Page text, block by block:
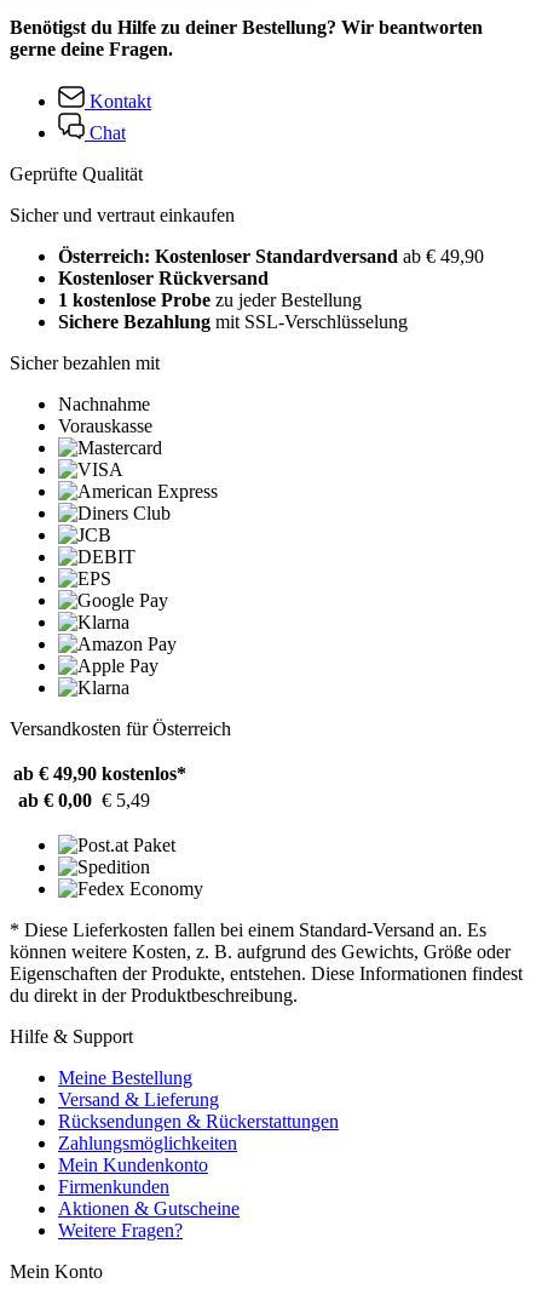
Benötigst du Hilfe zu deiner Bestellung? Wir beantworten
gerne deine Fragen.
Kontakt
Chat
Geprüfte Qualität
Sicher und vertraut einkaufen
Österreich: Kostenloser Standardversand ab € 49,90
Kostenloser Rückversand
1 kostenlose Probe zu jeder Bestellung
Sichere Bezahlung mit SSL-Verschlüsselung
Sicher bezahlen mit
Nachnahme
Vorauskasse
Versandkosten für Österreich
ab € 49,90 kostenlos*
ab € 0,00 € 5,49
* Diese Lieferkosten fallen bei einem Standard-Versand an. Es
können weitere Kosten, z. B. aufgrund des Gewichts, Größe oder
Eigenschaften der Produkte, entstehen. Diese Informationen findest
du direkt in der Produktbeschreibung.
Hilfe & Support
Meine Bestellung
Versand & Lieferung
Rücksendungen & Rückerstattungen
Zahlungsmöglichkeiten
Mein Kundenkonto
Firmenkunden
Aktionen & Gutscheine
Weitere Fragen?
Mein Konto